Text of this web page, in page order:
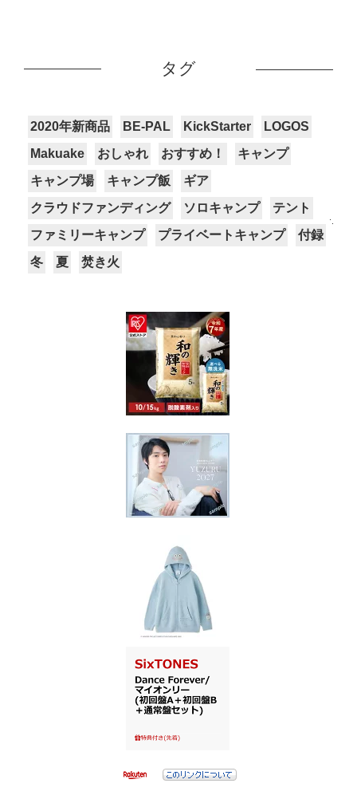
タグ
2020年新商品 BE-PAL KickStarter
LOGOS
Makuake
おしゃれ おすすめ！
キャンプ
キャンプ場
キャンプ飯
ギア
クラウドファンディング
ソロキャンプ
テント
ファミリーキャンプ
プライベートキャンプ
付録
冬
夏 焚き火